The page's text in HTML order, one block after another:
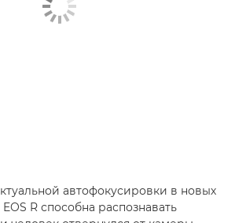
автофокусировки в новых
R способна распознавать